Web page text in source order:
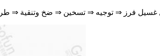
غسيل فرز ⇒ توجيه ⇒ تسخين ⇒ ضخ وتنقية ⇒